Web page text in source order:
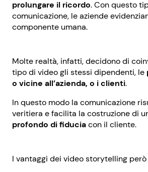
prolungare il ricordo. Con questo
comunicazione, le aziende
componente umana.
Molte realtà, infatti, decidono di
tipo di video gli stessi dipendenti, le
o vicine all’azienda, o i clienti.
In questo modo la comunicazione
veritiera e facilita la costruzione di
profondo di fiduciacon il cliente.
I vantaggi dei video storytelling